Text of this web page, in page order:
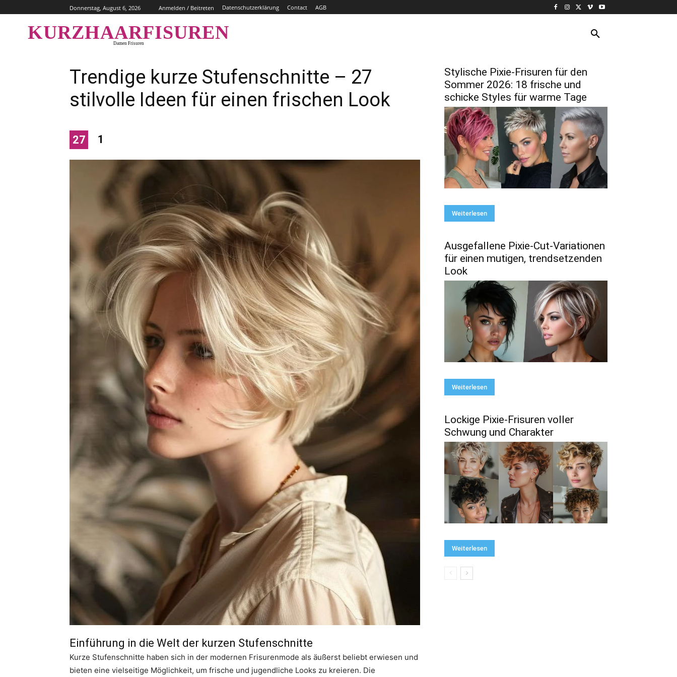
Donnerstag, August 6, 2026 Anmelden / Beitreten Datenschutzerklärung Contact AGB
KURZHAARFISUREN
Damen Frisuren
Trendige kurze Stufenschnitte – 27
stilvolle Ideen für einen frischen Look
27 1
Einführung in die Welt der kurzen Stufenschnitte
Kurze Stufenschnitte haben sich in der modernen Frisurenmode als äußerst beliebt erwiesen und
bieten eine vielseitige Möglichkeit, um frische und jugendliche Looks zu kreieren. Die
Stylische Pixie-Frisuren für den
Sommer 2026: 18 frische und
schicke Styles für warme Tage
Weiterlesen
Ausgefallene Pixie-Cut-Variationen
für einen mutigen, trendsetzenden
Look
Weiterlesen
Lockige Pixie-Frisuren voller
Schwung und Charakter
Weiterlesen